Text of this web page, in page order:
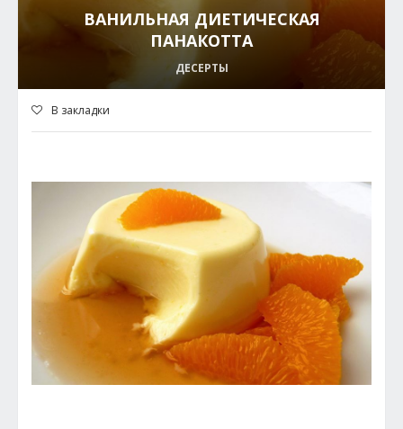
ВАНИЛЬНАЯ ДИЕТИЧЕСКАЯ
ПАНАКОТТА
ДЕСЕРТЫ
В закладки